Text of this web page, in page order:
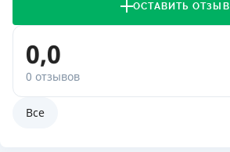
ОСТАВИТЬ ОТЗЫВ
0,0
0 отзывов
Все